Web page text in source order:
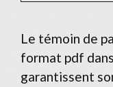
Le témoin de
format pdf
garantissent